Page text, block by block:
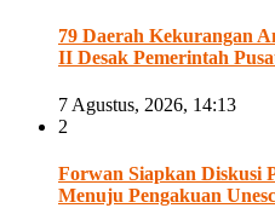
79 Daerah Kekurangan
II Desak Pemerintah
7 Agustus, 2026, 14:13
2
Forwan Siapkan Diskusi
Menuju Pengakuan